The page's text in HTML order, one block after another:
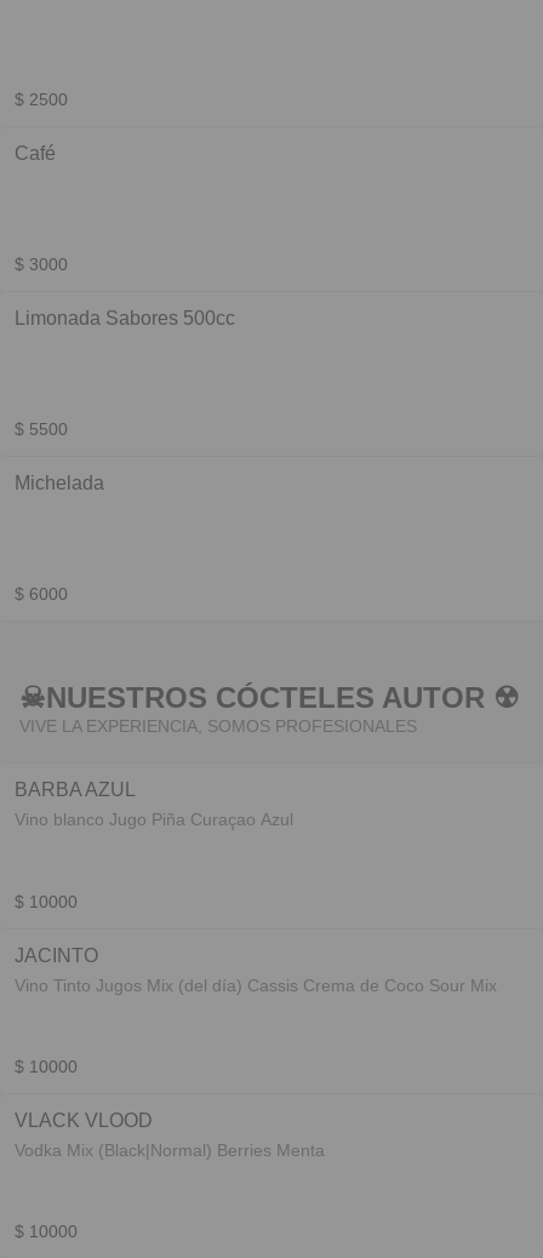
$ 2500
Café
$ 3000
Limonada Sabores 500cc
$ 5500
Michelada
$ 6000
☠︎NUESTROS CÓCTELES AUTOR ☢︎
VIVE LA EXPERIENCIA, SOMOS PROFESIONALES
BARBA AZUL
Vino blanco Jugo Piña Curaçao Azul
$ 10000
JACINTO
Vino Tinto Jugos Mix (del día) Cassis Crema de Coco Sour Mix
$ 10000
VLACK VLOOD
Vodka Mix (Black|Normal) Berries Menta
$ 10000